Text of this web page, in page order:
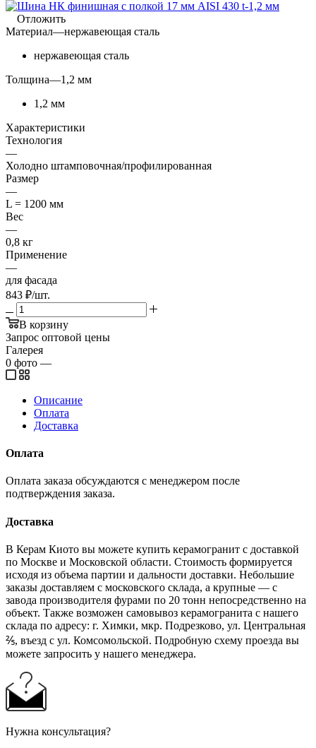
Отложить
Материал—нержавеющая сталь
нержавеющая сталь
Толщина—1,2 мм
1,2 мм
Характеристики
Технология
—
Холодно штамповочная/профилированная
Размер
—
L = 1200 мм
Вес
—
0,8 кг
Применение
—
для фасада
843 ₽/шт.
В корзину
Запрос оптовой цены
Галерея
0 фото —
Описание
Оплата
Доставка
Оплата
Оплата заказа обсуждаются с менеджером после
подтверждения заказа.
Доставка
В Керам Киото вы можете купить керамогранит с доставкой
по Москве и Московской области. Стоимость формируется
исходя из объема партии и дальности доставки. Небольшие
заказы доставляем с московского склада, а крупные — с
завода производителя фурами по 20 тонн непосредственно на
объект. Также возможен самовывоз керамогранита с нашего
склада по адресу: г. Химки, мкр. Подрезково, ул. Центральная
⅖, въезд с ул. Комсомольской. Подробную схему проезда вы
можете запросить у нашего менеджера.
Нужна консультация?